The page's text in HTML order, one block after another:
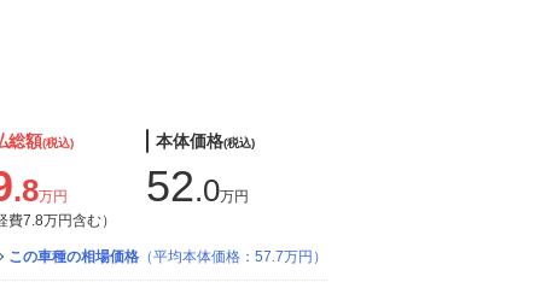
総額(税込)
.8万円
費7.8万円含む）
本体価格(税込)
52.0万円
この車種の相場価格 （平均本体価格：57.7万円）